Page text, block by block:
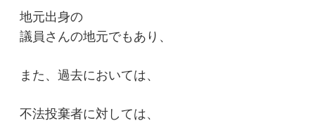
地元出身の
議員さんの地元でもあり、
また、過去においては、
不法投棄者に対しては、